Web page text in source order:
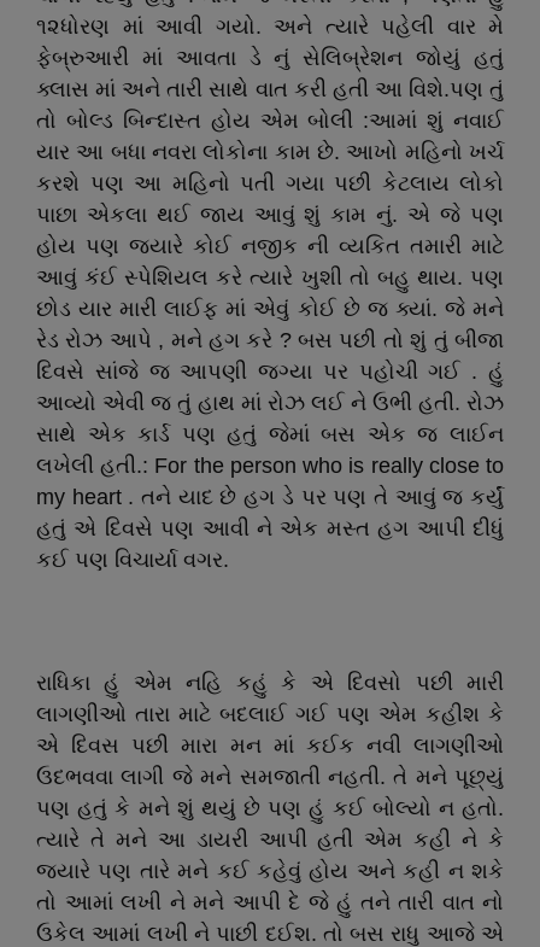
૧૨ધોરણ માં આવી ગયો. અને ત્યારે પહેલી વાર મે
ફેબ્રુઆરી માં આવતા ડે નું સેલિબ્રેશન જોયું હતું
ક્લાસ માં અને તારી સાથે વાત કરી હતી આ વિશે.પણ તું
તો બોલ્ડ બિન્દાસ્ત હોય એમ બોલી :આમાં શું નવાઈ
યાર આ બધા નવરા લોકોના કામ છે. આખો મહિનો ખર્ચ
કરશે પણ આ મહિનો પતી ગયા પછી કેટલાય લોકો
પાછા એકલા થઈ જાય આવું શું કામ નું. એ જે પણ
હોય પણ જ્યારે કોઈ નજીક ની વ્યકિત તમારી માટે
આવું કંઈ સ્પેશિયલ કરે ત્યારે ખુશી તો બહુ થાય. પણ
છોડ યાર મારી લાઈફ માં એવું કોઈ છે જ ક્યાં. જે મને
રેડ રોઝ આપે , મને હગ કરે ? બસ પછી તો શું તું બીજા
દિવસે સાંજે જ આપણી જગ્યા પર પહોચી ગઈ . હું
આવ્યો એવી જ તું હાથ માં રોઝ લઈ ને ઉભી હતી. રોઝ
સાથે એક કાર્ડ પણ હતું જેમાં બસ એક જ લાઈન
લખેલી હતી.: For the person who is really close to
my heart . તને યાદ છે હગ ડે પર પણ તે આવું જ કર્યું
હતું એ દિવસે પણ આવી ને એક મસ્ત હગ આપી દીધું
કઈ પણ વિચાર્યા વગર.
રાધિકા હું એમ નહિ કહું કે એ દિવસો પછી મારી
લાગણીઓ તારા માટે બદલાઈ ગઈ પણ એમ કહીશ કે
એ દિવસ પછી મારા મન માં કઈક નવી લાગણીઓ
ઉદભવવા લાગી જે મને સમજાતી નહતી. તે મને પૂછ્યું
પણ હતું કે મને શું થયું છે પણ હું કઈ બોલ્યો ન હતો.
ત્યારે તે મને આ ડાયરી આપી હતી એમ કહી ને કે
જ્યારે પણ તારે મને કઈ કહેવું હોય અને કહી ન શકે
તો આમાં લખી ને મને આપી દે જે હું તને તારી વાત નો
ઉકેલ આમાં લખી ને પાછી દઈશ. તો બસ રાધુ આજે એ